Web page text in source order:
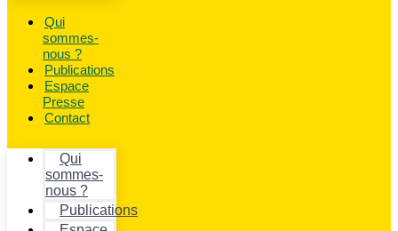
Qui
sommes-
nous ?
Publications
Espace
Presse
Contact
Qui
sommes-
nous ?
Publications